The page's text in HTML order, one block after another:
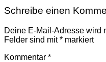
Schreibe einen
Deine E-Mail-Adresse wird
Felder sind mit* markiert
Kommentar *